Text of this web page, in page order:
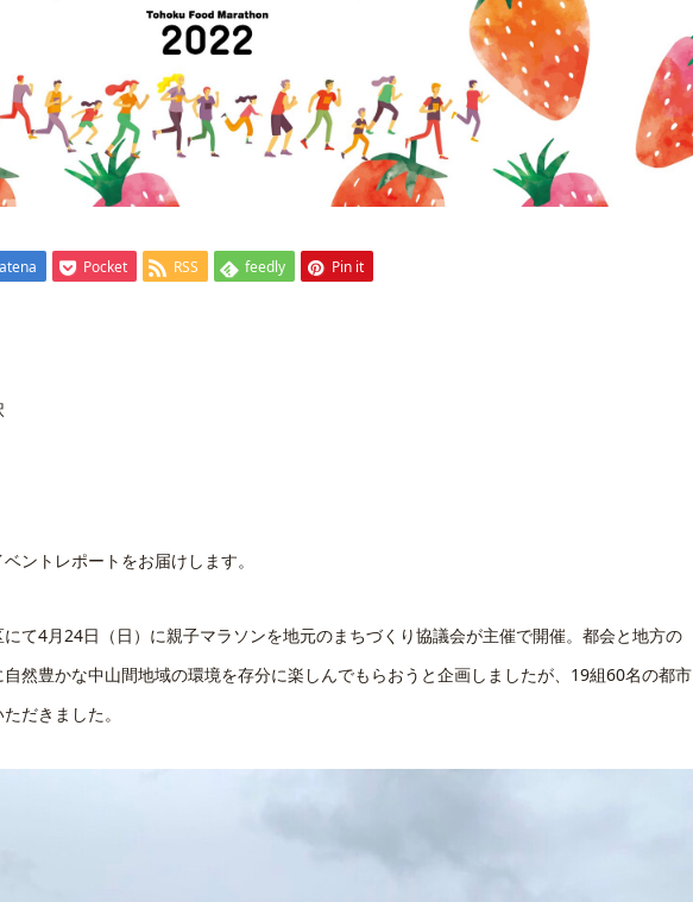
Pocket RSS feedly Pin it
ントレポートをお届けします。
て4月24日（日）に親子マラソンを地元のまちづくり協議会が主催で開催。都会と地方の
然豊かな中山間地域の環境を存分に楽しんでもらおうと企画しましたが、19組60名の都市
だきました。